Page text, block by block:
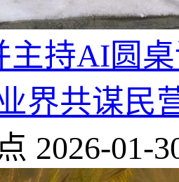
主持AI圆
界共谋民
2026-01-